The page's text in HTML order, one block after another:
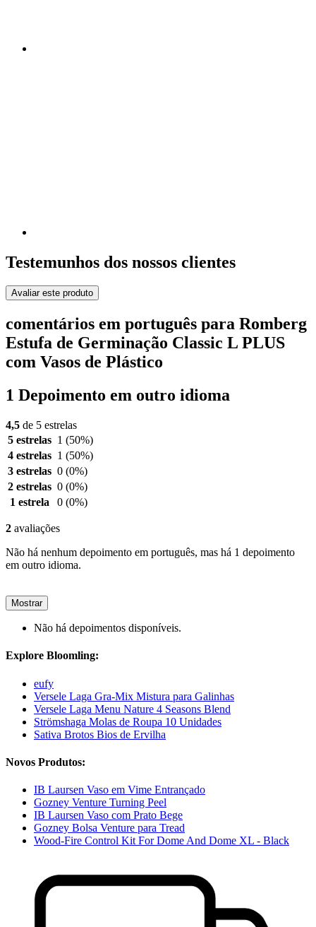
Testemunhos dos nossos clientes
Avaliar este produto
comentários em português para Romberg
Estufa de Germinação Classic L PLUS
com Vasos de Plástico
1 Depoimento em outro idioma
4,5 de 5 estrelas
5 estrelas 1 (50%)
4 estrelas 1 (50%)
3 estrelas 0 (0%)
2 estrelas 0 (0%)
1 estrela
0 (0%)
2 avaliações
Não há nenhum depoimento em português, mas há 1 depoimento
em outro idioma.
Mostrar
Não há depoimentos disponíveis.
Explore Bloomling:
eufy
Versele Laga Gra-Mix Mistura para Galinhas
Versele Laga Menu Nature 4 Seasons Blend
Strömshaga Molas de Roupa 10 Unidades
Sativa Brotos Bios de Ervilha
Novos Produtos:
IB Laursen Vaso em Vime Entrançado
Gozney Venture Turning Peel
IB Laursen Vaso com Prato Bege
Gozney Bolsa Venture para Tread
Wood-Fire Control Kit For Dome And Dome XL - Black